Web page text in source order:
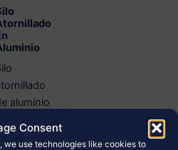
Consent
we use technologies like cookies to
aluminio
almacenamiento